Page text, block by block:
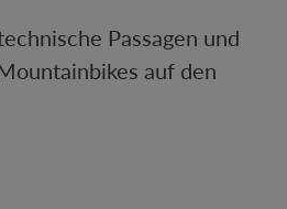
Passagen und
auf den